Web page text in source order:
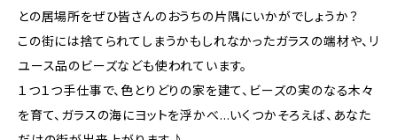
との居場所をぜひ皆さんのおうちの片隅にいかがでしょうか？
この街には捨てられてしまうかもしれなかったガラスの端材や、リ
ユース品のビーズなども使われています。
１つ１つ手仕事で、色とりどりの家を建て、ビーズの実のなる木々
を育て、ガラスの海にヨットを浮かべ…いくつかそろえば、あなた